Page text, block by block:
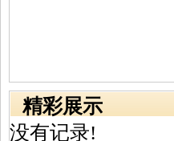
精彩展示
没有记录!